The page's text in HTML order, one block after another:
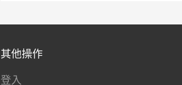
其他操作
登入